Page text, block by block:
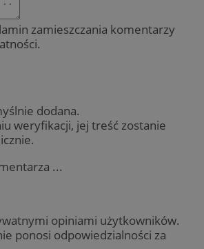
zamieszczania komentarzy
dodana.
weryfikacji, jej treść zostanie
...
opiniami użytkowników.
ponosi odpowiedzialności za